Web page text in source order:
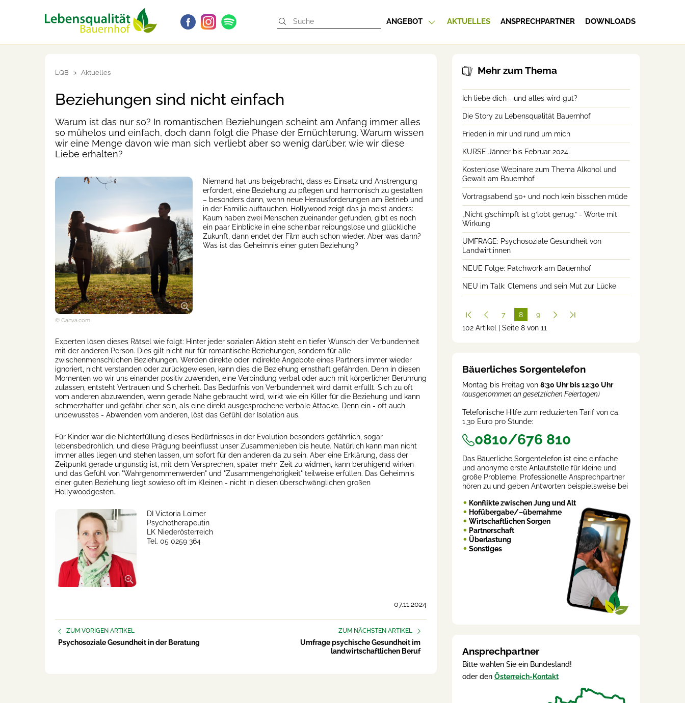
ANGEBOT AKTUELLES ANSPRECHPARTNER DOWNLOADS
LQB Aktuelles
Beziehungen sind nicht einfach
Warum ist das nur so? In romantischen Beziehungen scheint am Anfang immer alles
so mühelos und einfach, doch dann folgt die Phase der Ernüchterung. Warum wissen
wir eine Menge davon wie man sich verliebt aber so wenig darüber, wie wir diese
Liebe erhalten?
© Canva.com
Niemand hat uns beigebracht, dass es Einsatz und Anstrengung
erfordert, eine Beziehung zu pflegen und harmonisch zu gestalten
– besonders dann, wenn neue Herausforderungen am Betrieb und
in der Familie auftauchen. Hollywood zeigt das ja meist anders:
Kaum haben zwei Menschen zueinander gefunden, gibt es noch
ein paar Einblicke in eine scheinbar reibungslose und glückliche
Zukunft, dann endet der Film auch schon wieder. Aber was dann?
Was ist das Geheimnis einer guten Beziehung?
Experten lösen dieses Rätsel wie folgt: Hinter jeder sozialen Aktion steht ein tiefer Wunsch der Verbundenheit
mit der anderen Person. Dies gilt nicht nur für romantische Beziehungen, sondern für alle
zwischenmenschlichen Beziehungen. Werden direkte oder indirekte Angebote eines Partners immer wieder
ignoriert, nicht verstanden oder zurückgewiesen, kann dies die Beziehung ernsthaft gefährden. Denn in diesen
Momenten wo wir uns einander positiv zuwenden, eine Verbindung verbal oder auch mit körperlicher Berührung
zulassen, entsteht Vertrauen und Sicherheit. Das Bedürfnis von Verbundenheit wird damit erfüllt. Sich zu oft
vom anderen abzuwenden, wenn gerade Nähe gebraucht wird, wirkt wie ein Killer für die Beziehung und kann
schmerzhafter und gefährlicher sein, als eine direkt ausgesprochene verbale Attacke. Denn ein - oft auch
unbewusstes - Abwenden vom anderen, löst das Gefühl der Isolation aus.
Für Kinder war die Nichterfüllung dieses Bedürfnisses in der Evolution besonders gefährlich, sogar
lebensbedrohlich, und diese Prägung beeinflusst unser Zusammenleben bis heute. Natürlich kann man nicht
immer alles liegen und stehen lassen, um sofort für den anderen da zu sein. Aber eine Erklärung, dass der
Zeitpunkt gerade ungünstig ist, mit dem Versprechen, später mehr Zeit zu widmen, kann beruhigend wirken
und das Gefühl von "Wahrgenommenwerden" und "Zusammengehörigkeit" teilweise erfüllen. Das Geheimnis
einer guten Beziehung liegt sowieso oft im Kleinen - nicht in diesen überschwänglichen großen
Hollywoodgesten.
DI Victoria Loimer
Psychotherapeutin
LK Niederösterreich
Tel. 05 0259 364
07.11.2024
ZUM VORIGEN ARTIKEL
Psychosoziale Gesundheit in der Beratung
ZUM NÄCHSTEN ARTIKEL
Umfrage psychische Gesundheit im
landwirtschaftlichen Beruf
Mehr zum Thema
Ich liebe dich - und alles wird gut?
Die Story zu Lebensqualität Bauernhof
Frieden in mir und rund um mich
KURSE Jänner bis Februar 2024
Kostenlose Webinare zum Thema Alkohol und
Gewalt am Bauernhof
Vortragsabend 50+ und noch kein bisschen müde
„Nicht g’schimpft ist g‘lobt genug.“ - Worte mit
Wirkung
UMFRAGE: Psychosoziale Gesundheit von
Landwirt:innen
NEUE Folge: Patchwork am Bauernhof
NEU im Talk: Clemens und sein Mut zur Lücke
7
8
(cur
9
102 Artikel | Seite 8 von 11
Bäuerliches Sorgentelefon
Montag bis Freitag von 8:30 Uhr bis 12:30 Uhr
(ausgenommen an gesetzlichen Feiertagen)
Telefonische Hilfe zum reduzierten Tarif von ca.
1,30 Euro pro Stunde:
0810/676 810
Das Bäuerliche Sorgentelefon ist eine einfache
und anonyme erste Anlaufstelle für kleine und
große Probleme. Professionelle Ansprechpartner
hören zu und geben Antworten beispielsweise bei
Konflikte zwischen Jung und Alt
Hofübergabe/–übernahme
Wirtschaftlichen Sorgen
Partnerschaft
Überlastung
Sonstiges
Ansprechpartner
Bitte wählen Sie ein Bundesland!
oder den Österreich-Kontakt